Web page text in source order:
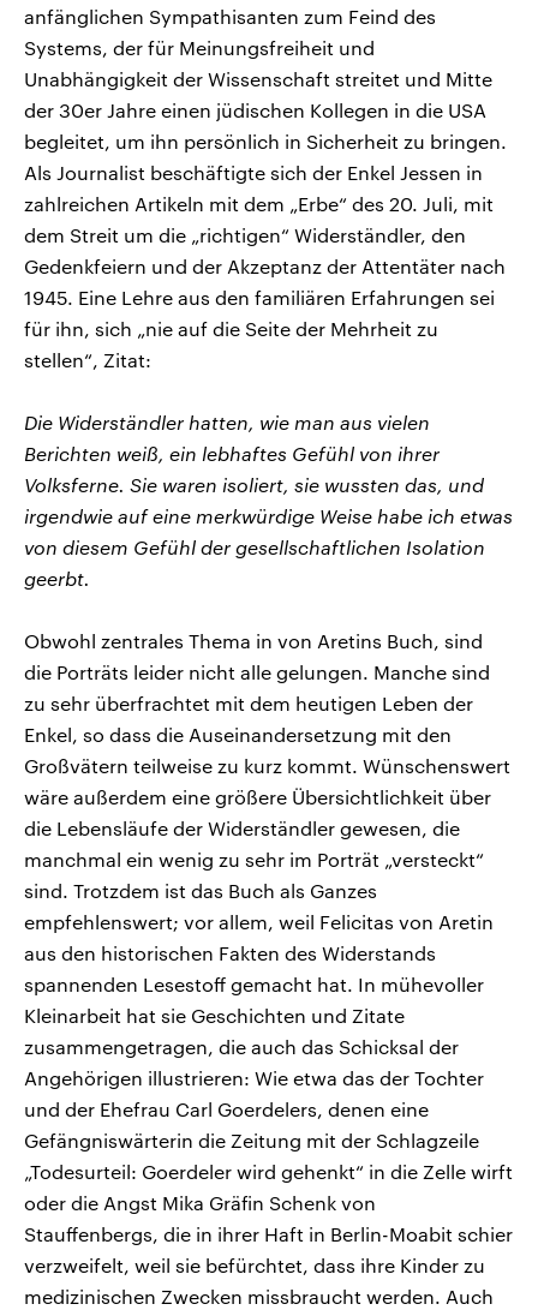
anfänglichen Sympathisanten zum Feind des
Systems, der für Meinungsfreiheit und
Unabhängigkeit der Wissenschaft streitet und Mitte
der 30er Jahre einen jüdischen Kollegen in die USA
begleitet, um ihn persönlich in Sicherheit zu bringen.
Als Journalist beschäftigte sich der Enkel Jessen in
zahlreichen Artikeln mit dem „Erbe“ des 20. Juli, mit
dem Streit um die „richtigen“ Widerständler, den
Gedenkfeiern und der Akzeptanz der Attentäter nach
1945. Eine Lehre aus den familiären Erfahrungen sei
für ihn, sich „nie auf die Seite der Mehrheit zu
stellen“, Zitat:
Die Widerständler hatten, wie man aus vielen
Berichten weiß, ein lebhaftes Gefühl von ihrer
Volksferne. Sie waren isoliert, sie wussten das, und
irgendwie auf eine merkwürdige Weise habe ich etwas
von diesem Gefühl der gesellschaftlichen Isolation
geerbt.
Obwohl zentrales Thema in von Aretins Buch, sind
die Porträts leider nicht alle gelungen. Manche sind
zu sehr überfrachtet mit dem heutigen Leben der
Enkel, so dass die Auseinandersetzung mit den
Großvätern teilweise zu kurz kommt. Wünschenswert
wäre außerdem eine größere Übersichtlichkeit über
die Lebensläufe der Widerständler gewesen, die
manchmal ein wenig zu sehr im Porträt „versteckt“
sind. Trotzdem ist das Buch als Ganzes
empfehlenswert; vor allem, weil Felicitas von Aretin
aus den historischen Fakten des Widerstands
spannenden Lesestoff gemacht hat. In mühevoller
Kleinarbeit hat sie Geschichten und Zitate
zusammengetragen, die auch das Schicksal der
Angehörigen illustrieren: Wie etwa das der Tochter
und der Ehefrau Carl Goerdelers, denen eine
Gefängniswärterin die Zeitung mit der Schlagzeile
„Todesurteil: Goerdeler wird gehenkt“ in die Zelle wirft
oder die Angst Mika Gräfin Schenk von
Stauffenbergs, die in ihrer Haft in Berlin-Moabit schier
verzweifelt, weil sie befürchtet, dass ihre Kinder zu
medizinischen Zwecken missbraucht werden. Auch